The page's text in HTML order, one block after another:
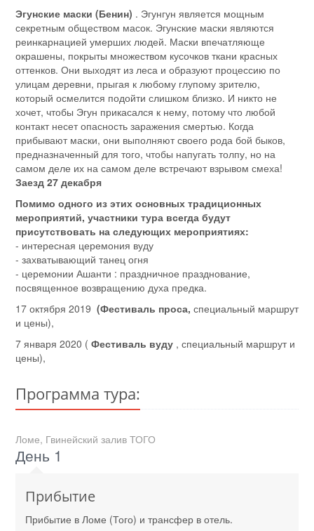
Эгунские маски (Бенин) . Эгунгун является мощным
секретным обществом масок. Эгунские маски являются
реинкарнацией умерших людей. Маски впечатляюще
окрашены, покрыты множеством кусочков ткани красных
оттенков. Они выходят из леса и образуют процессию по
улицам деревни, прыгая к любому глупому зрителю,
который осмелится подойти слишком близко. И никто не
хочет, чтобы Эгун прикасался к нему, потому что любой
контакт несет опасность заражения смертью. Когда
прибывают маски, они выполняют своего рода бой быков,
предназначенный для того, чтобы напугать толпу, но на
самом деле их на самом деле встречают взрывом смеха!
Заезд 27 декабря
Помимо одного из этих основных традиционных
мероприятий, участники тура всегда будут
присутствовать на следующих мероприятиях:
- интересная церемония вуду
- захватывающий танец огня
- церемонии Ашанти : праздничное празднование,
посвященное возвращению духа предка.
17 октября 2019 (Фестиваль проса, специальный маршрут
и цены),
7 января 2020 ( Фестиваль вуду , специальный маршрут и
цены),
Программа тура:
Ломе, Гвинейский залив ТОГО
День 1
Прибытие
Прибытие в Ломе (Того) и трансфер в отель.